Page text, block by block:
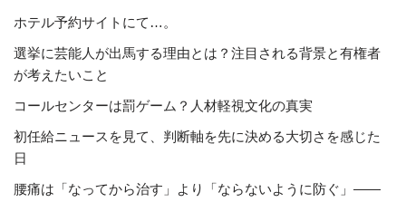
ホテル予約サイトにて…。
選挙に芸能人が出馬する理由とは？注目される背景と有権者
が考えたいこと
コールセンターは罰ゲーム？人材軽視文化の真実
初任給ニュースを見て、判断軸を先に決める大切さを感じた
日
腰痛は「なってから治す」より「ならないように防ぐ」――